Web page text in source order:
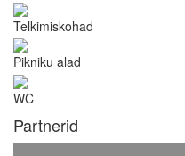
Telkimiskohad
Pikniku alad
WC
Partnerid